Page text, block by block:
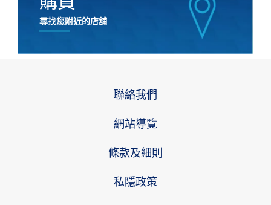
尋找您附近的店舖
聯絡我們
網站導覽
條款及細則
私隱政策